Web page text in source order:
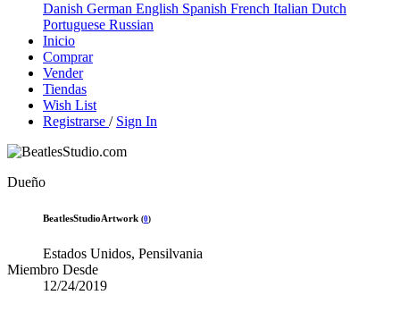
Danish German English Spanish French Italian Dutch
Portuguese Russian
Inicio
Comprar
Vender
Tiendas
Wish List
Registrarse / Sign In
Dueño
BeatlesStudioArtwork (0)
Estados Unidos, Pensilvania
Miembro Desde
12/24/2019